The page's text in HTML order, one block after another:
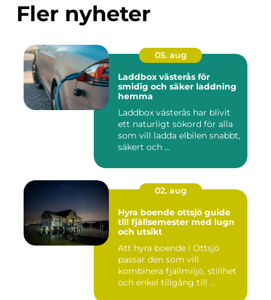
Fler nyheter
05. aug
Laddbox västerås för
smidig och säker laddning
hemma
Laddbox västerås har blivit
ett naturligt sökord för alla
som vill ladda elbilen snabbt,
säkert och ...
02. aug
Hyra boende ottsjö guide
till fjällsemester med lugn
och utsikt
Att hyra boende i Ottsjö
passar den som vill
kombinera fjällmiljö, stillhet
och enkel tillgång till ...